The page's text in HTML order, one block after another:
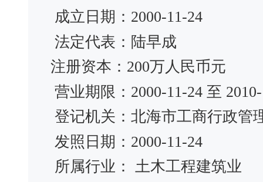
成立日期：2000-11-24
法定代表：陆早成
注册资本：200万人民币元
营业期限：2000-11-24 至
登记机关：北海市工商行政管
发照日期：2000-11-24
所属行业： 土木工程建筑业